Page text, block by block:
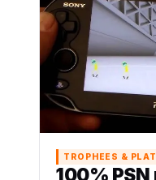
TROPHEES &
100% PSN